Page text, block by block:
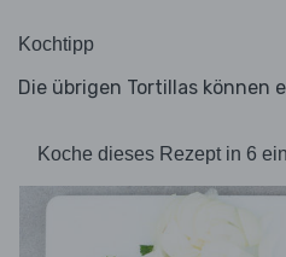
Kochtipp
Die übrigen Tortillas können
Koche dieses Rezept in 6